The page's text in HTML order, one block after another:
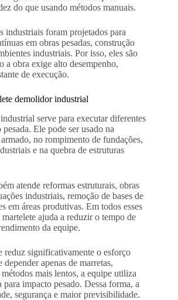
do que usando métodos manuais.
industriais foram projetados para
em obras pesadas, construção
industriais. Por isso, eles são
a obra exige alto desempenho,
de execução.
demolidor industrial
serve para executar diferentes
Ele pode ser usado na
no rompimento de fundações,
e na quebra de estruturas
atende reformas estruturais, obras
industriais, remoção de bases de
em áreas produtivas. Em todos esses
ajuda a reduzir o tempo de
da equipe.
reduz significativamente o esforço
apenas de marretas,
mais lentos, a equipe utiliza
impacto pesado. Dessa forma, a
segurança e maior previsibilidade.